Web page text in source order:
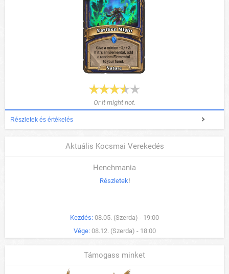
Or it might not.
Részletek és értékelés
Aktuális Kocsmai Verekedés
Henchmania
Részletek!
Kezdés: 08.05. (Szerda) - 19:00
Vége: 08.12. (Szerda) - 18:00
Támogass minket